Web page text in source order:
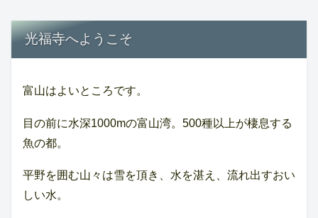
光福寺へようこそ
富山はよいところです。
目の前に水深1000mの富山湾。500種以上が棲息する
魚の都。
平野を囲む山々は雪を頂き、水を湛え、流れ出すおい
しい水。